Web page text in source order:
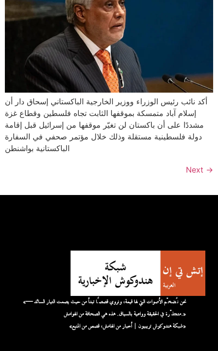
أكد نائب رئيس الوزراء ووزير الخارجية الباكستاني إسحاق دار أن
إسلام آباد متمسكة بموقفها الثابت تجاه فلسطين وقطاع غزة
مشددًا على أن باكستان لن تغيّر موقفها من إسرائيل قبل إقامة
دولة فلسطينية مستقلة وذلك خلال مؤتمر صحفي في السفارة
الباكستانية بواشنطن
Next →
«نحن نُضخّم الأصوات التي لها قيمة، ونروي قصصًا تبدأ من حيث يصمت التيار السائد —
متجذّرة في الحقيقة وواعية بالسياق. هذه هي الصحافة من الهوامش.»
«شبكة هندوكوش تريبيون | أخبار من الهامش، قصص من المنبع»